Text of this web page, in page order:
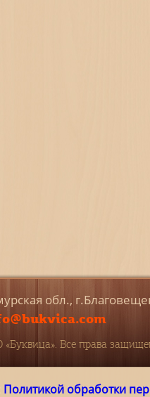
Политикой обработки
обл.,
Все права